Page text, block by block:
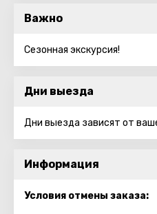
Важно
Сезонная экскурсия!
Дни выезда
Дни выезда зависят от
Информация
Условия отмены заказа: